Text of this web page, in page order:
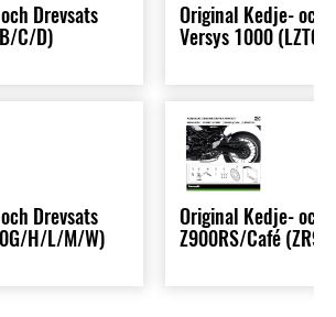
Drevsats
C/D)
Drevsats
H/L/M/W)
Original Kedje- och
Versys 1000
Original Kedje- och
Z900RS/Café